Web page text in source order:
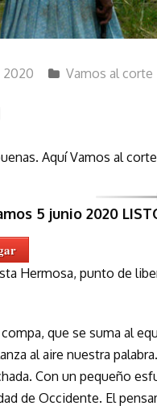
2020 Vamos al corte
Aquí Vamos al
5 junio 2020
Hermosa, punto de
que se suma al
al aire nuestra
Con un pequeño
de Occidente. El